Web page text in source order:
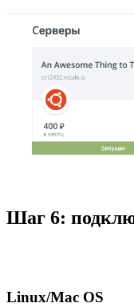
Шаг 6:
Linux/Mac OS